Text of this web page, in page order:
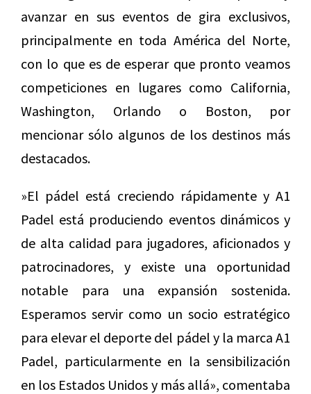
avanzar en sus eventos de gira exclusivos,
principalmente en toda América del Norte,
con lo que es de esperar que pronto veamos
competiciones en lugares como California,
Washington, Orlando o Boston, por
mencionar sólo algunos de los destinos más
destacados.
»El pádel está creciendo rápidamente y A1
Padel está produciendo eventos dinámicos y
de alta calidad para jugadores, aficionados y
patrocinadores, y existe una oportunidad
notable para una expansión sostenida.
Esperamos servir como un socio estratégico
para elevar el deporte del pádel y la marca A1
Padel, particularmente en la sensibilización
en los Estados Unidos y más allá», comentaba